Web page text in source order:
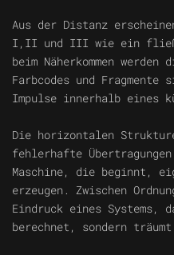
Aus der Distanz
I,II und III wie ein
beim Näherkommen
Farbcodes und
Impulse innerhalb eines
Die horizontalen
fehlerhafte
Maschine, die beginnt,
erzeugen. Zwischen
Eindruck eines Systems,
berechnet, sondern